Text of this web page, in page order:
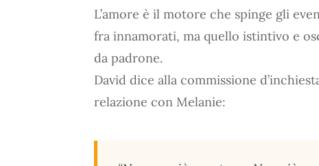
L’amore è il motore che spinge gli
fra innamorati, ma quello istintivo e
da padrone.
David dice alla commissione
relazione con Melanie: